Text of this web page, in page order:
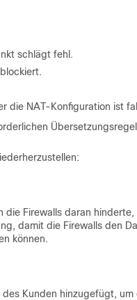
schlägt fehl.
die NAT-Konfiguration ist
Firewalls daran
damit die Firewalls den
können.
Kunden hinzugefügt,